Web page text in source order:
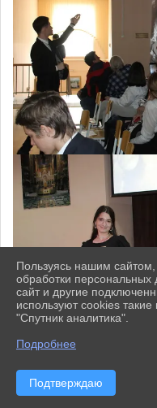
Пользуясь нашим
обработки
сайт и другие
используют cookies такие
"Спутник аналитика".
Подробнее
Подтверждаю